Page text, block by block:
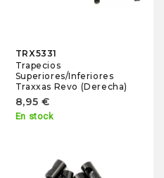
TRX5331
Trapecios
Superiores/Inferiores
Traxxas Revo (Derecha)
8,95 €
En stock